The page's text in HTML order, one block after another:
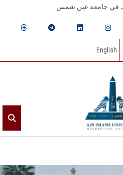
في جامعة عين شمس
English